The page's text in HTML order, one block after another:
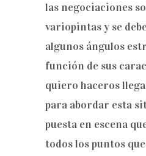
las negociaciones
variopintas y se
algunos ángulos
función de sus
quiero haceros
para abordar esta
puesta en escena
todos los puntos